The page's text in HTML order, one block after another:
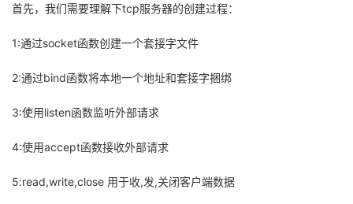
注
证
实
验
的
收
藏
议
首先，我们需要理解下tcp服务器的创建过程：
1:通过socket函数创建一个套接字文件
2:通过bind函数将本地一个地址和套接字捆绑
3:使用listen函数监听外部请求
4:使用accept函数接收外部请求
5:read,write,close 用于收,发,关闭客户端数据